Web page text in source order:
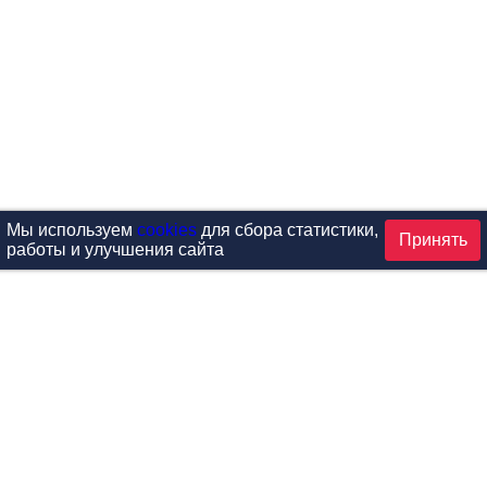
Мы используем cookiesдля сбора статистики,
работы и улучшения сайта
Принять